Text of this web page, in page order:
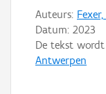
Auteurs:
Datum: 2023
De tekst
Antwerpen